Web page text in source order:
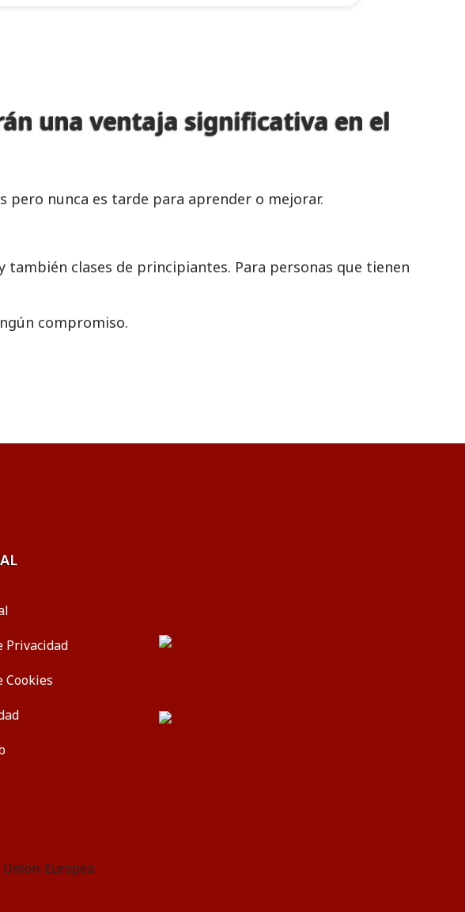
una ventaja significativa en el
pero nunca es tarde para aprender o mejorar.
también clases de principiantes. Para personas que tienen
compromiso.
Privacidad
Cookies